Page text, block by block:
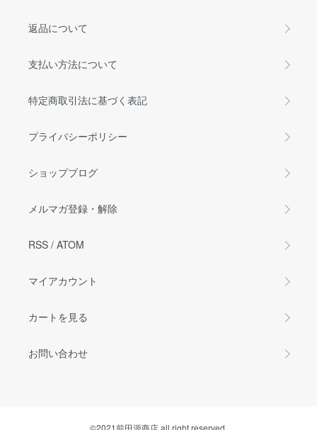
返品について
支払い方法について
特定商取引法に基づく表記
プライバシーポリシー
ショップブログ
メルマガ登録・解除
RSS / ATOM
マイアカウント
カートを見る
お問い合わせ